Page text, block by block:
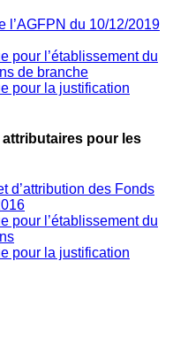
l’AGFPN du 10/12/2019
pour l’établissement du
de branche
pour la justification
pour les
d’attribution des Fonds
pour l’établissement du
pour la justification